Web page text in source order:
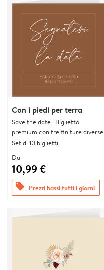
Con i piedi per terra
Save the date | Biglietto
premium con tre finiture diverse
Set di 10 biglietti
Da
10,99 €
offers Prezzi bassi tutti i giorni